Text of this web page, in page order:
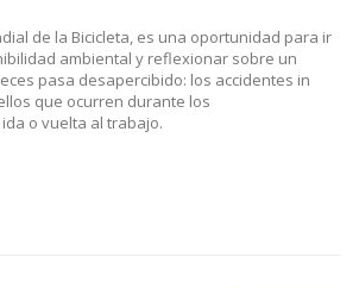
de la Bicicleta, es una oportunidad para ir
ambiental y reflexionar sobre un
pasa desapercibido: los accidentes in
que ocurren durante los
o vuelta al trabajo.